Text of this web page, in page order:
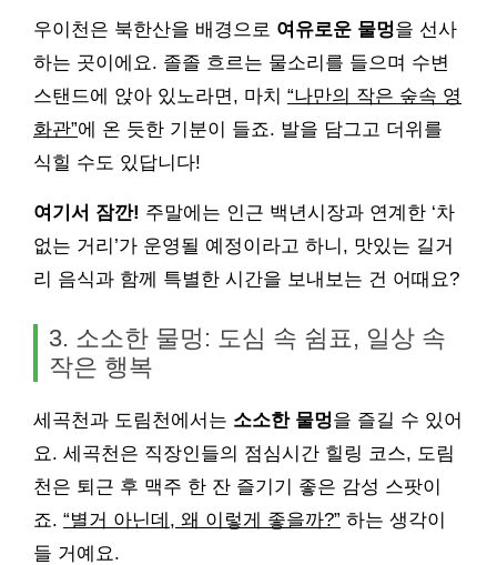
우이천은 북한산을 배경으로 여유로운 물멍을 선사
하는 곳이에요. 졸졸 흐르는 물소리를 들으며 수변
스탠드에 앉아 있노라면, 마치 “나만의 작은 숲속 영
화관”에 온 듯한 기분이 들죠. 발을 담그고 더위를
식힐 수도 있답니다!
여기서 잠깐! 주말에는 인근 백년시장과 연계한 ‘차
없는 거리’가 운영될 예정이라고 하니, 맛있는 길거
리 음식과 함께 특별한 시간을 보내보는 건 어때요?
3. 소소한 물멍: 도심 속 쉼표, 일상 속
작은 행복
세곡천과 도림천에서는 소소한 물멍을 즐길 수 있어
요. 세곡천은 직장인들의 점심시간 힐링 코스, 도림
천은 퇴근 후 맥주 한 잔 즐기기 좋은 감성 스팟이
죠. “별거 아닌데, 왜 이렇게 좋을까?” 하는 생각이
들 거예요.